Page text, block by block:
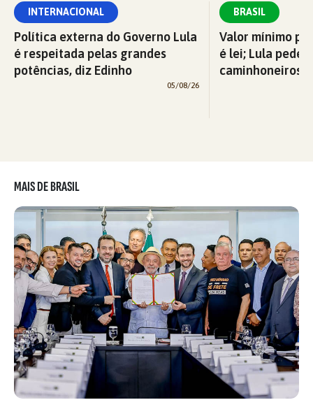
INTERNACIONAL
Política externa do Governo Lula
é respeitada pelas grandes
potências, diz Edinho
05/08/26
BRASIL
Valor mínimo
é lei; Lula pede
caminhoneiros
MAIS DE BRASIL